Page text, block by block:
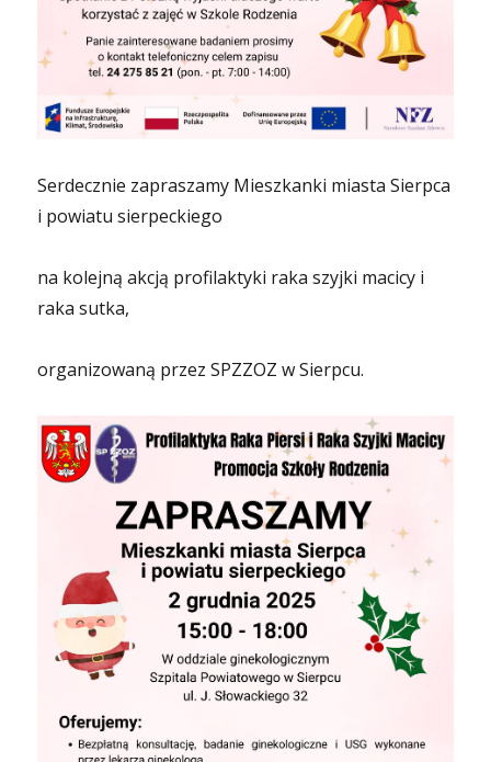
Serdecznie zapraszamy Mieszkanki miasta Sierpca
i powiatu sierpeckiego
na kolejną akcją profilaktyki raka szyjki macicy i
raka sutka,
organizowaną przez SPZZOZ w Sierpcu.